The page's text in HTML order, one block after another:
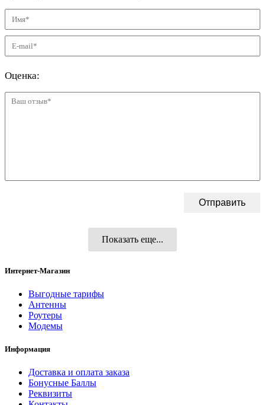
Показать еще...
Интернет-Магазин
Выгодные тарифы
Антенны
Роутеры
Модемы
Информация
Доставка и оплата заказа
Бонусные Баллы
Реквизиты